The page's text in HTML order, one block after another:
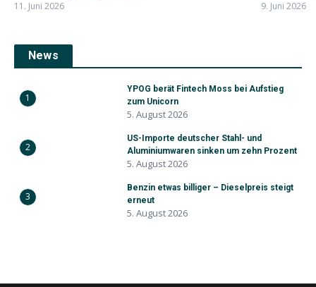
11. Juni 2026 9. Juni 2026
News
1
YPOG berät Fintech Moss bei Aufstieg
zum Unicorn
5. August 2026
2
US-Importe deutscher Stahl- und
Aluminiumwaren sinken um zehn Prozent
5. August 2026
3
Benzin etwas billiger – Dieselpreis steigt
erneut
5. August 2026